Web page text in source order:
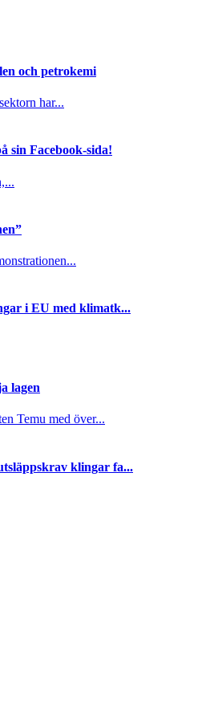
och petrokemi
har...
sin Facebook-sida!
i EU med klimatk...
lagen
Temu med över...
klingar fa...